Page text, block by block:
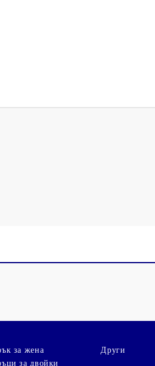
за жена
за двойки
Други